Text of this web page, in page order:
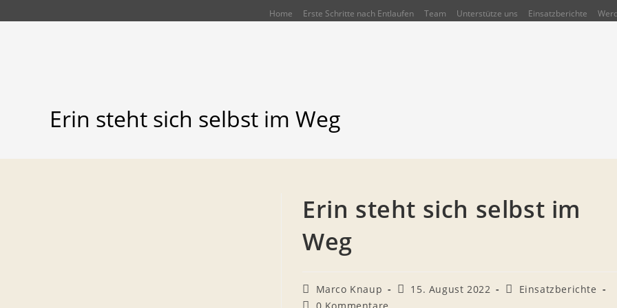
Inhalt
Home Erste Schritte nach Entlaufen Team Unterstütze uns Einsatzberichte
Erin steht sich selbst im Weg
Erin steht sich selbst im
Weg
Beitrags-
Autor:
Marco Knaup
Beitrag
15. August 2022
Beitrags-
Einsatzberichte
Beitrags-